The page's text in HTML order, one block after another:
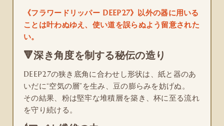
《フラワードリッパー DEEP27》以外の器に用いる
ことは叶わぬゆえ、使い道を誤らぬよう留意された
い。
🔻深き角度を制する秘伝の造り
DEEP27の狭き底角に合わせし形状は、紙と器のあ
いだに“空気の層”を生み、豆の膨らみを妨げぬ。
その結果、粉は堅牢な堆積層を築き、杯に至る流れ
を守り続ける。